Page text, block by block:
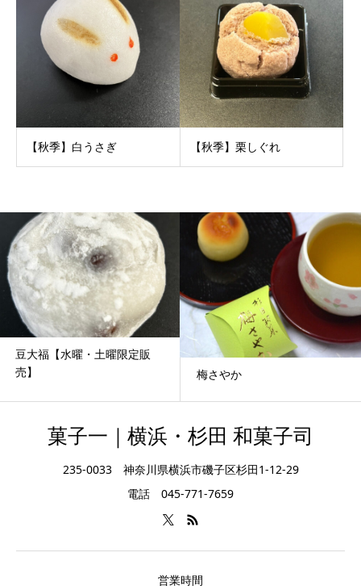
【秋季】白うさぎ 【秋季】栗しぐれ
豆大福【水曜・土曜限定販
売】
梅さやか
菓子一｜横浜・杉田 和菓子司
235-0033 神奈川県横浜市磯子区杉田1-12-29
電話 045-771-7659
営業時間